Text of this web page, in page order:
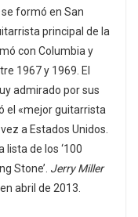
se formó en San
principal de la
con Columbia y
1967 y 1969. El
admirado por sus
el «mejor guitarrista
a Estados Unidos.
lista de los ‘100
Stone’. Jerry Miller
abril de 2013.